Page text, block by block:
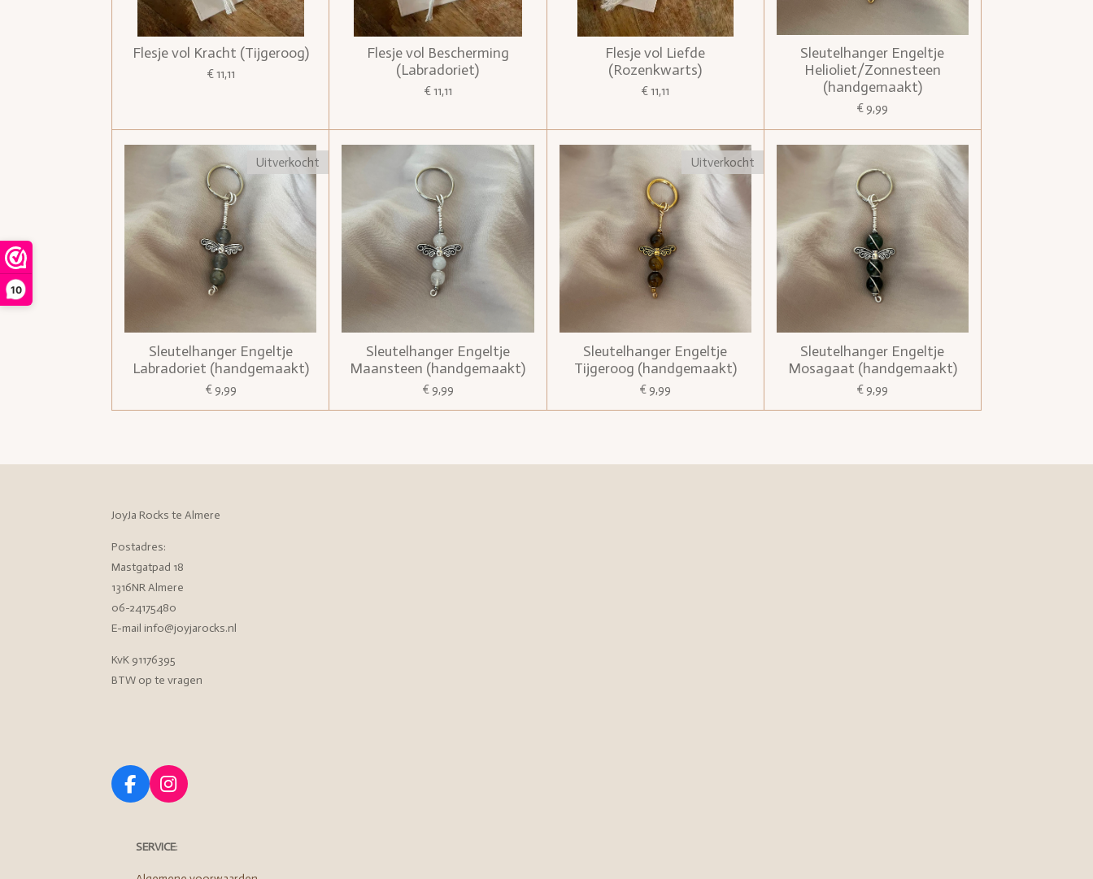
10
Flesje vol Kracht (Tijgeroog)
€ 11,11
Flesje vol Bescherming
(Labradoriet)
€ 11,11
Flesje vol Liefde
(Rozenkwarts)
€ 11,11
Sleutelhanger Engeltje
Helioliet/Zonnesteen
(handgemaakt)
€ 9,99
Uitverkocht
Sleutelhanger Engeltje
Labradoriet (handgemaakt)
€ 9,99
Sleutelhanger Engeltje
Maansteen (handgemaakt)
€ 9,99
Uitverkocht
Sleutelhanger Engeltje
Tijgeroog (handgemaakt)
€ 9,99
Sleutelhanger Engeltje
Mosagaat (handgemaakt)
€ 9,99
JoyJa Rocks te Almere
Postadres:
Mastgatpad 18
1316NR Almere
06-24175480
E-mail info@joyjarocks.nl
KvK 91176395
BTW op te vragen
F
a
e
I
n
t
SERVICE: